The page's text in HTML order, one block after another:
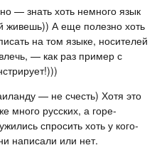
— знать хоть немного язык
живешь)) А еще полезно хоть
на том языке, носителей
— как раз пример с
— не счесть) Хотя это
много русских, а горе-
спросить хоть у кого-
написали или нет.